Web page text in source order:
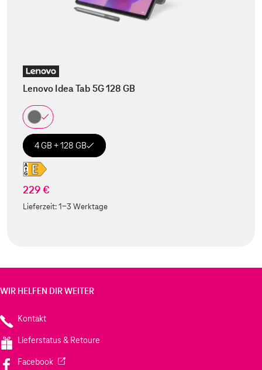
Lenovo Idea Tab 5G 128 GB
4 GB + 128 GB
229 €
Lieferzeit:1-3 Werktage
WIR HELFEN DIR WEITER
Kontakt
Lieferstatus & Retoure
Facebook(Wird in einem neuen Tab geöffnet)